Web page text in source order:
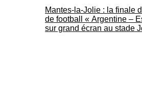
Mantes-la-Jolie : la finale
de football « Argentine –
sur grand écran au stade